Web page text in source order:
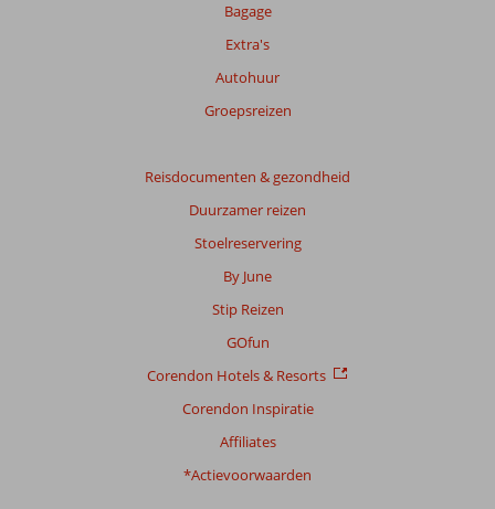
Bagage
Extra's
Autohuur
Groepsreizen
Reisdocumenten & gezondheid
Duurzamer reizen
Stoelreservering
By June
Stip Reizen
GOfun
Corendon Hotels & Resorts
Corendon Inspiratie
Affiliates
*Actievoorwaarden